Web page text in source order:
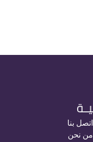
اتصل بنا
من نحن